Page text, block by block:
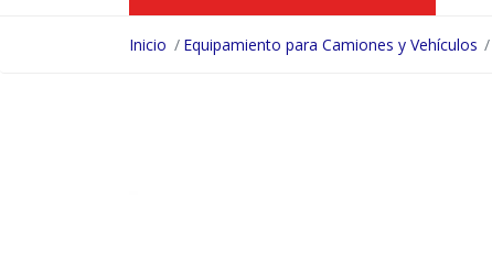
Inicio Equipamiento para Camiones y Vehículos